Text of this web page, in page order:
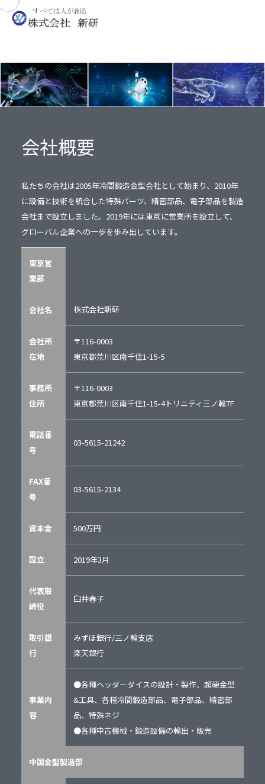
会社概要
私たちの会社は2005年冷間鍛造金型会社として始まり、2010年
に設備と技術を統合した特殊パーツ、精密部品、電子部品を製造
会社まで設立しました。2019年には東京に営業所を設立して、
グローバル企業への一歩を歩み出しています。
東京営
業部
会社名 株式会社新研
会社所
在地
〒116-0003
東京都荒川区南千住1-15-5
事務所
住所
〒116-0003
東京都荒川区南千住1-15-4トリニティ三ノ輪7F
電話番
号
03-5615-21242
FAX番
号
03-5615-2134
資本金 500万円
設立 2019年3月
代表取
締役
臼井春子
取引銀
行
みずほ銀行/三ノ輪支店
楽天銀行
事業内
容
●各種ヘッダーダイスの設計・製作、超硬金型
&工具、各種冷間鍛造部品、電子部品、精密部
品、特殊ネジ
●各種中古機械・鍛造設備の輸出・販売
中国金型製造部